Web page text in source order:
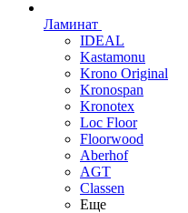
Ламинат
IDEAL
Kastamonu
Krono Original
Kronospan
Kronotex
Loc Floor
Floorwood
Aberhof
AGT
Classen
Еще